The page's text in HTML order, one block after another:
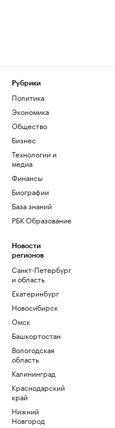
Рубрики
Политика
Экономика
Общество
Бизнес
Технологии и
медиа
Финансы
Биографии
База знаний
РБК Образование
Новости
регионов
Санкт-Петербург
и область
Екатеринбург
Новосибирск
Омск
Башкортостан
Вологодская
область
Калининград
Краснодарский
край
Нижний
Новгород